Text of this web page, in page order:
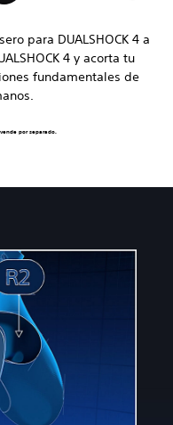
para DUALSHOCK 4 a
4 y acorta tu
fundamentales de
vende por separado.